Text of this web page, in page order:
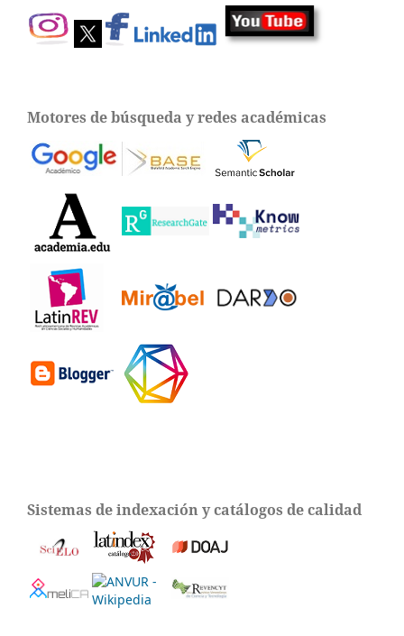
Motores de búsqueda y redes académicas
Sistemas de indexación y catálogos de calidad